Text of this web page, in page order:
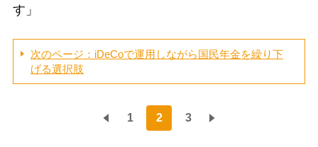
す」
次のページ：iDeCoで運用しながら国民年金を繰り下
げる選択肢
1 2 3